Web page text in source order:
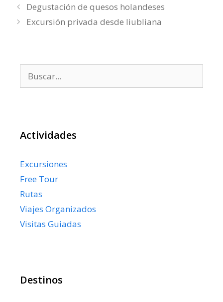
Degustación de quesos holandeses
Excursión privada desde liubliana
Actividades
Excursiones
Free Tour
Rutas
Viajes Organizados
Visitas Guiadas
Destinos